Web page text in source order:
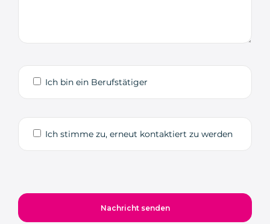
Ich bin ein Berufstätiger
Ich stimme zu, erneut kontaktiert zu werden